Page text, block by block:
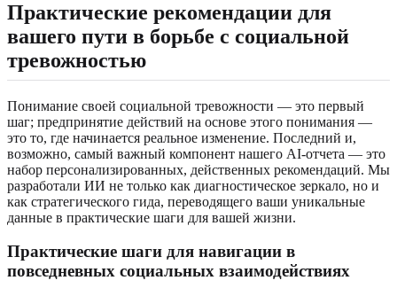
Практические рекомендации для
вашего пути в борьбе с социальной
тревожностью
Понимание своей социальной тревожности — это первый
шаг; предпринятие действий на основе этого понимания —
это то, где начинается реальное изменение. Последний и,
возможно, самый важный компонент нашего AI-отчета — это
набор персонализированных, действенных рекомендаций. Мы
разработали ИИ не только как диагностическое зеркало, но и
как стратегического гида, переводящего ваши уникальные
данные в практические шаги для вашей жизни.
Практические шаги для навигации в
повседневных социальных взаимодействиях